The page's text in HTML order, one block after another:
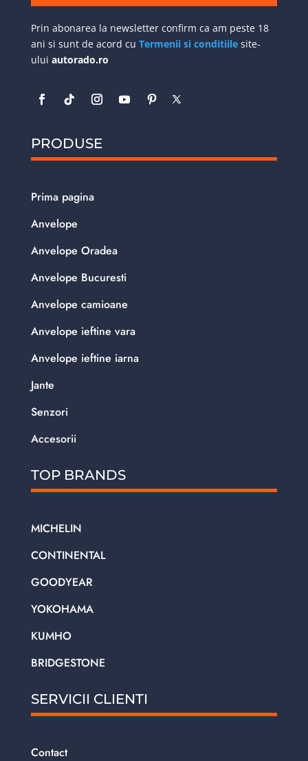
Prin abonarea la newsletter confirm ca am peste 18
ani si sunt de acord cu Termenii si conditiilesite-
ului autorado.ro
PRODUSE
Prima pagina
Anvelope
Anvelope Oradea
Anvelope Bucuresti
Anvelope camioane
Anvelope ieftine vara
Anvelope ieftine iarna
Jante
Senzori
Accesorii
TOP BRANDS
MICHELIN
CONTINENTAL
GOODYEAR
YOKOHAMA
KUMHO
BRIDGESTONE
SERVICII CLIENTI
Contact